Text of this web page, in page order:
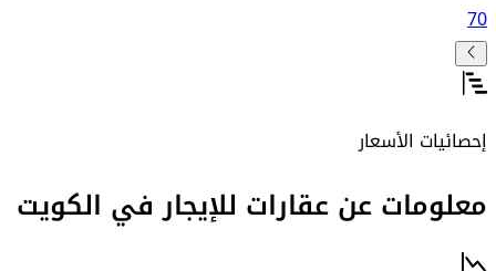
70
إحصائيات الأسعار
معلومات عن عقارات للإيجار في الكويت